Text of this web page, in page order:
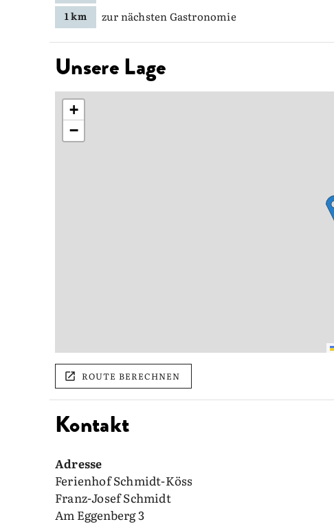
1 km zur nächsten Gastronomie
Unsere Lage
+
−
ROUTE BERECHNEN
Kontakt
Adresse
Ferienhof Schmidt-Köss
Franz-Josef Schmidt
Am Eggenberg 3